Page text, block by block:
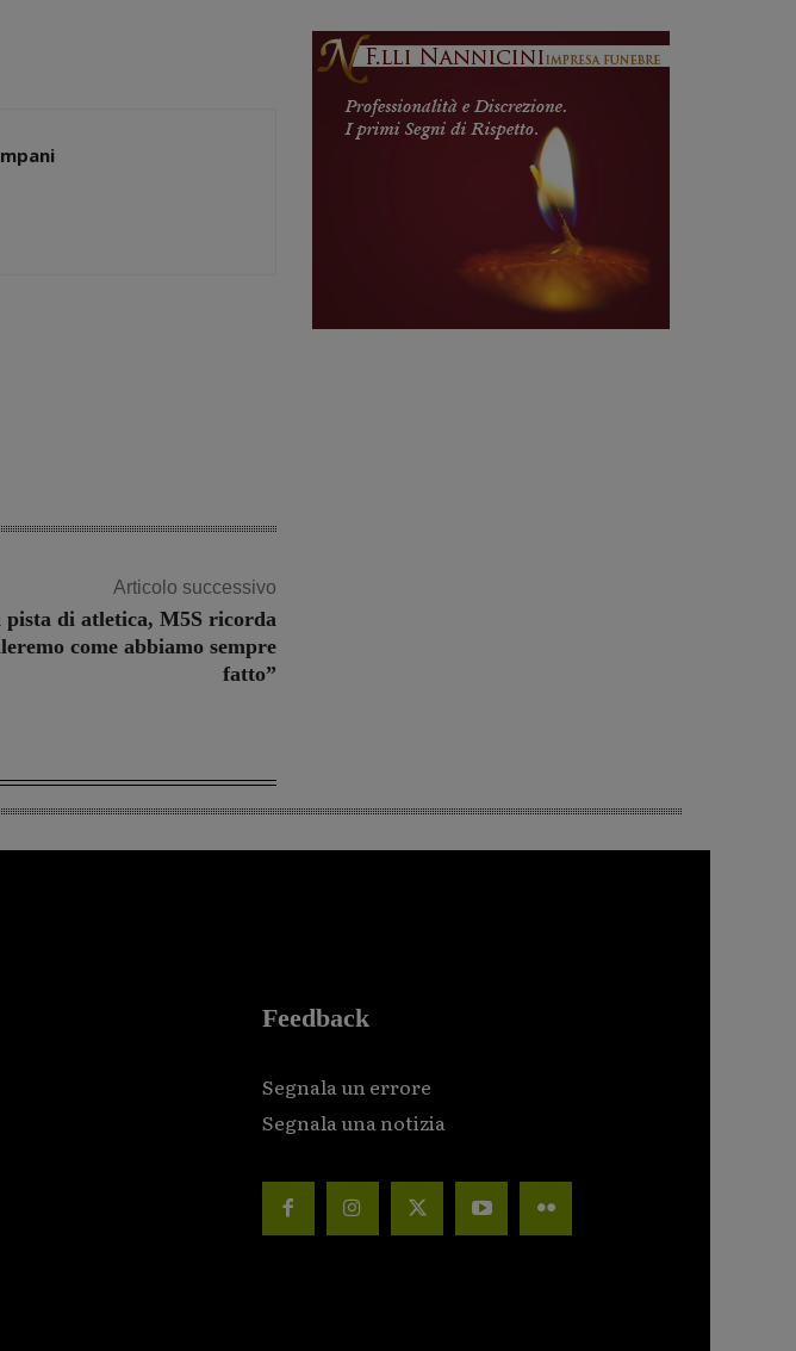
Articolo successivo
pista di atletica, M5S ricorda
come abbiamo sempre
fatto”
Feedback
Segnala un errore
Segnala una notizia